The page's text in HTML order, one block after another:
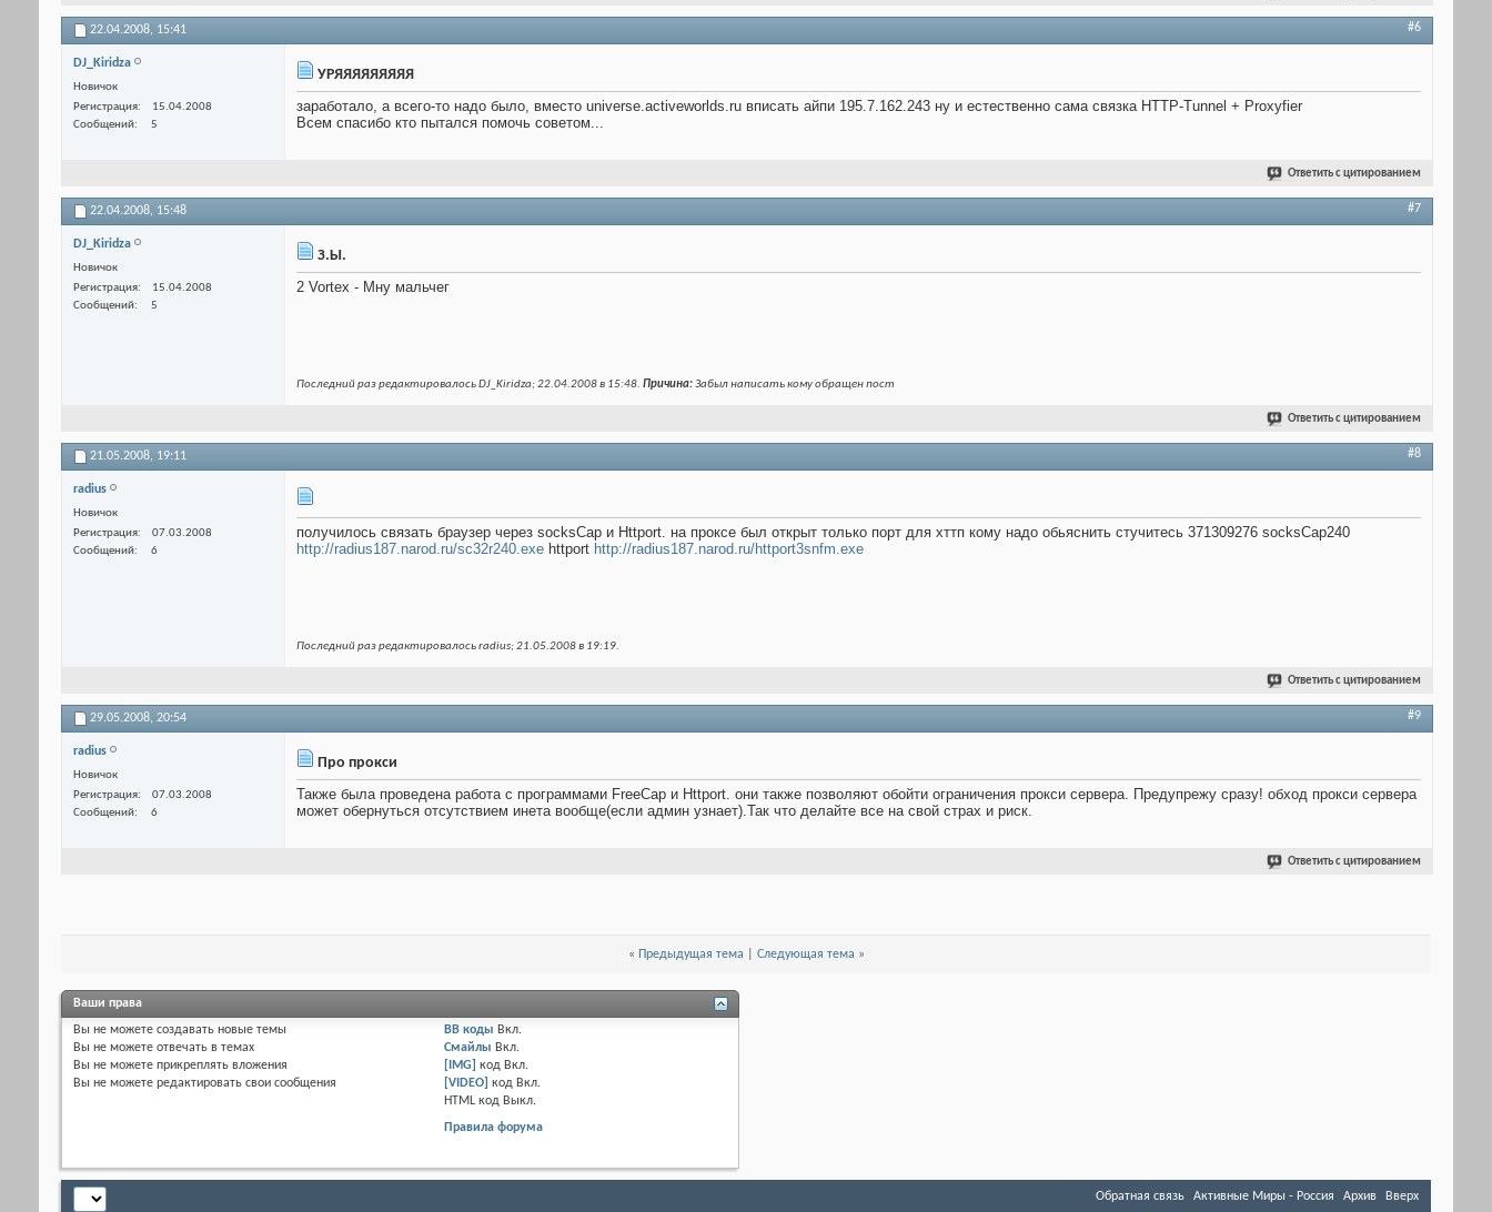
22.04.2008, 15:41 #6
DJ_Kiridza
Новичок
Регистрация
15.04.2008
Сообщений
5
УРЯЯЯЯЯЯЯЯЯ
заработало, а всего-то надо было, вместо universe.activeworlds.ru вписать айпи 195.7.162.243 ну и естественно сама связка HTTP-Tunnel + Proxyfier
Всем спасибо кто пытался помочь советом...
Ответить с цитированием
22.04.2008, 15:48 #7
DJ_Kiridza
Новичок
Регистрация
15.04.2008
Сообщений
5
З.Ы.
2 Vortex - Мну мальчег
Последний раз редактировалось DJ_Kiridza; 22.04.2008 в 15:48. Причина:Забыл написать кому обращен пост
Ответить с цитированием
21.05.2008, 19:11 #8
radius
Новичок
Регистрация
07.03.2008
Сообщений
6
получилось связать браузер через socksCap и Httport. на проксе был открыт только порт для хттп кому надо обьяснить стучитесь 371309276 socksCap240
http://radius187.narod.ru/sc32r240.exe httport http://radius187.narod.ru/httport3snfm.exe
Последний раз редактировалось radius; 21.05.2008 в 19:19.
Ответить с цитированием
29.05.2008, 20:54 #9
radius
Новичок
Регистрация
07.03.2008
Сообщений
6
Про прокси
Также была проведена работа с программами FreeCap и Httport. они также позволяют обойти ограничения прокси сервера. Предупрежу сразу! обход прокси сервера
может обернуться отсутствием инета вообще(если админ узнает).Так что делайте все на свой страх и риск.
Ответить с цитированием
« Предыдущая тема Следующая тема »
Ваши права
Вы не можете создавать новые темы
Вы не можете отвечать в темах
Вы не можете прикреплять вложения
Вы не можете редактировать свои сообщения
BB коды Вкл.
Смайлы Вкл.
[IMG] код Вкл.
[VIDEO] код Вкл.
HTML код Выкл.
Правила форума
Обратная связь Активные Миры - Россия Архив Вверх